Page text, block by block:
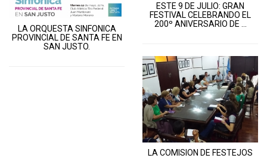
LA ORQUESTA SINFONICA
PROVINCIAL DE SANTA FE EN
SAN JUSTO.
ESTE 9 DE JULIO: GRAN
FESTIVAL CELEBRANDO EL
200º ANIVERSARIO DE ...
LA COMISION DE FESTEJOS